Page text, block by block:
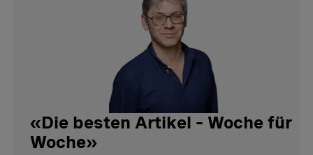
«Die besten Artikel – Woche für
Woche»